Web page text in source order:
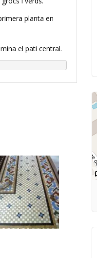
planta en
el pati central.